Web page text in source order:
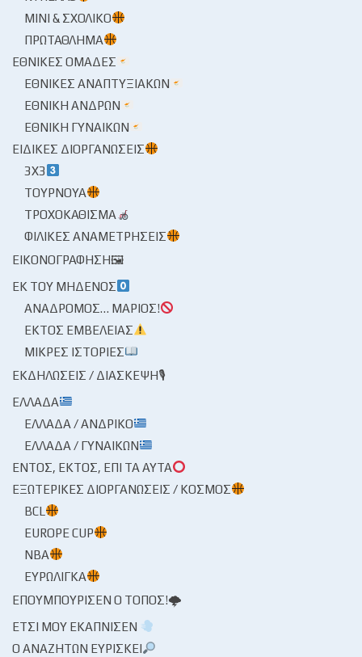
ΜΊΝΙ & ΣΧΟΛΙΚΌ
ΠΡΩΤΆΘΛΗΜΑ
ΕΘΝΙΚΈΣ ΟΜΆΔΕΣ
ΕΘΝΙΚΈΣ ΑΝΑΠΤΥΞΙΑΚΏΝ
ΕΘΝΙΚΉ ΑΝΔΡΏΝ
ΕΘΝΙΚΉ ΓΥΝΑΙΚΏΝ
ΕΙΔΙΚΈΣ ΔΙΟΡΓΑΝΏΣΕΙΣ
3X3
ΤΟΥΡΝΟΥΆ
ΤΡΟΧΟΚΆΘΙΣΜΑ
ΦΙΛΙΚΈΣ ΑΝΑΜΕΤΡΉΣΕΙΣ
ΕΙΚΟΝΟΓΡΆΦΗΣΗ🖼
ΕΚ ΤΟΥ ΜΗΔΕΝΌΣ
ΑΝΆΔΡΟΜΟΣ… ΜΆΡΙΟΣ!
ΕΚΤΌΣ ΕΜΒΈΛΕΙΑΣ
ΜΙΚΡΈΣ ΙΣΤΟΡΊΕΣ
ΕΚΔΗΛΏΣΕΙΣ / ΔΙΆΣΚΕΨΗ🎙
ΕΛΛΆΔΑ
ΕΛΛΆΔΑ / ΑΝΔΡΙΚΌ
ΕΛΛΆΔΑ / ΓΥΝΑΙΚΏΝ
ΕΝΤΌΣ, ΕΚΤΌΣ, ΕΠΊ ΤΑ ΑΥΤΆ
ΕΞΩΤΕΡΙΚΈΣ ΔΙΟΡΓΑΝΏΣΕΙΣ / ΚΌΣΜΟΣ
BCL
EUROPE CUP
NBA
ΕΥΡΩΛΊΓΚΑ
ΕΠΟΥΜΠΟΎΡΙΣΕΝ Ο ΤΌΠΟΣ!🌩
ΈΤΣΙ ΜΟΥ ΕΚΆΠΝΙΣΕΝ
Ο ΑΝΑΖΗΤΏΝ ΕΥΡΊΣΚΕΙ